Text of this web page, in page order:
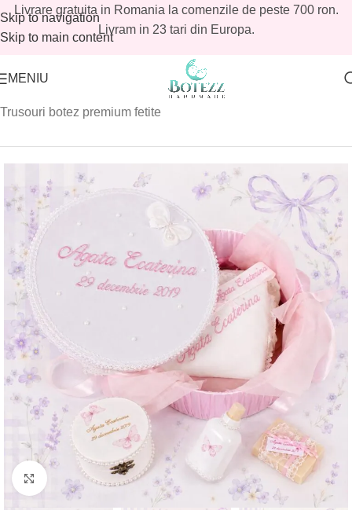
Skip to navigation
Skip to main content
Livrare gratuita in Romania la comenzile de peste 700 ron.
Livram in 23 tari din Europa.
MENIU
Trusouri botez fetite
Trusouri botez premium fetite
Mărește imaginea